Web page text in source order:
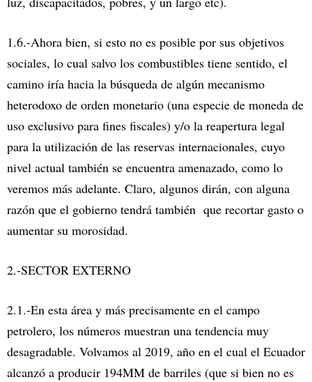
1.6.-Ahora bien, si esto no es posible por sus objetivos
sociales, lo cual salvo los combustibles tiene sentido, el
camino iría hacia la búsqueda de algún mecanismo
heterodoxo de orden monetario (una especie de moneda de
uso exclusivo para fines fiscales) y/o la reapertura legal
para la utilización de las reservas internacionales, cuyo
nivel actual también se encuentra amenazado, como lo
veremos más adelante. Claro, algunos dirán, con alguna
razón que el gobierno tendrá también que recortar gasto o
aumentar su morosidad.
2.-SECTOR EXTERNO
2.1.-En esta área y más precisamente en el campo
petrolero, los números muestran una tendencia muy
desagradable. Volvamos al 2019, año en el cual el Ecuador
alcanzó a producir 194MM de barriles (que si bien no es